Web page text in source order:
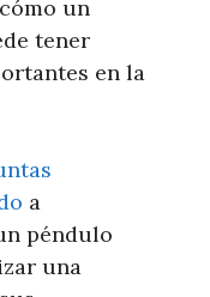
un
tener
en la
a
péndulo
una